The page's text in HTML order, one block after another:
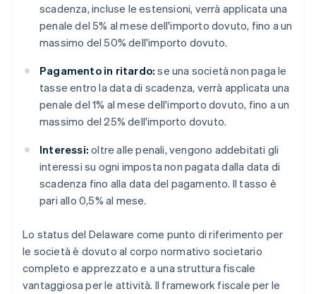
scadenza, incluse le estensioni, verrà applicata una
penale del 5% al mese dell'importo dovuto, fino a un
massimo del 50% dell'importo dovuto.
Pagamento in ritardo: se una società non paga le
tasse entro la data di scadenza, verrà applicata una
penale del 1% al mese dell'importo dovuto, fino a un
massimo del 25% dell'importo dovuto.
Interessi: oltre alle penali, vengono addebitati gli
interessi su ogni imposta non pagata dalla data di
scadenza fino alla data del pagamento. Il tasso è
pari allo 0,5% al mese.
Lo status del Delaware come punto di riferimento per
le società è dovuto al corpo normativo societario
completo e apprezzato e a una struttura fiscale
vantaggiosa per le attività. Il framework fiscale per le